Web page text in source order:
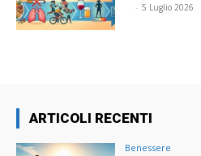
- 5 Luglio 2026
ARTICOLI RECENTI
Benessere